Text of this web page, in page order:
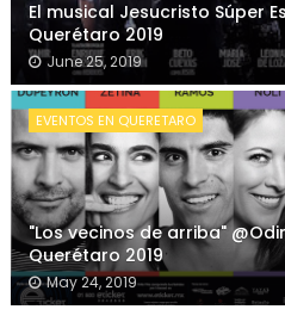
El musical Jesucristo Súper
Querétaro 2019
June 25, 2019
EVENTOS EN QUERETARO
"Los vecinos de arriba"
Querétaro 2019
May 24, 2019